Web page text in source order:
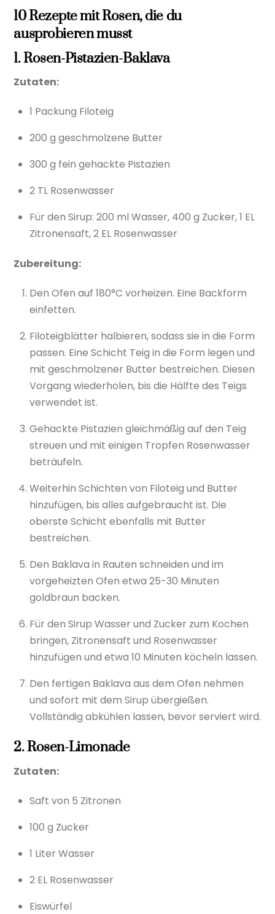
10 Rezepte mit Rosen, die du
ausprobieren musst
1. Rosen-Pistazien-Baklava
Zutaten:
1 Packung Filoteig
200 g geschmolzene Butter
300 g fein gehackte Pistazien
2 TL Rosenwasser
Für den Sirup: 200 ml Wasser, 400 g Zucker, 1 EL
Zitronensaft, 2 EL Rosenwasser
Zubereitung:
Den Ofen auf 180°C vorheizen. Eine Backform
einfetten.
Filoteigblätter halbieren, sodass sie in die Form
passen. Eine Schicht Teig in die Form legen und
mit geschmolzener Butter bestreichen. Diesen
Vorgang wiederholen, bis die Hälfte des Teigs
verwendet ist.
Gehackte Pistazien gleichmäßig auf den Teig
streuen und mit einigen Tropfen Rosenwasser
beträufeln.
Weiterhin Schichten von Filoteig und Butter
hinzufügen, bis alles aufgebraucht ist. Die
oberste Schicht ebenfalls mit Butter
bestreichen.
Den Baklava in Rauten schneiden und im
vorgeheizten Ofen etwa 25-30 Minuten
goldbraun backen.
Für den Sirup Wasser und Zucker zum Kochen
bringen, Zitronensaft und Rosenwasser
hinzufügen und etwa 10 Minuten köcheln lassen.
Den fertigen Baklava aus dem Ofen nehmen
und sofort mit dem Sirup übergießen.
Vollständig abkühlen lassen, bevor serviert wird.
2. Rosen-Limonade
Zutaten:
Saft von 5 Zitronen
100 g Zucker
1 Liter Wasser
2 EL Rosenwasser
Eiswürfel